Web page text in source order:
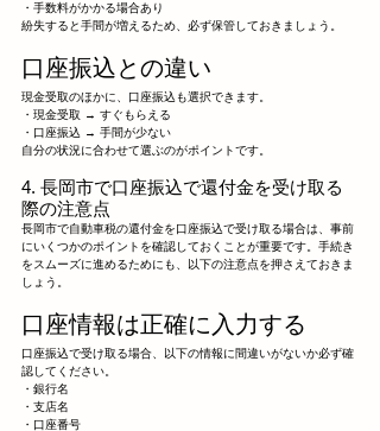
・手数料がかかる場合あり
紛失すると手間が増えるため、必ず保管しておきましょう。
口座振込との違い
現金受取のほかに、口座振込も選択できます。
・現金受取 → すぐもらえる
・口座振込 → 手間が少ない
自分の状況に合わせて選ぶのがポイントです。
4. 長岡市で口座振込で還付金を受け取る
際の注意点
長岡市で自動車税の還付金を口座振込で受け取る場合は、事前
にいくつかのポイントを確認しておくことが重要です。手続き
をスムーズに進めるためにも、以下の注意点を押さえておきま
しょう。
口座情報は正確に入力する
口座振込で受け取る場合、以下の情報に間違いがないか必ず確
認してください。
・銀行名
・支店名
・口座番号